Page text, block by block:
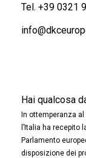
Tel. +39 0321
Hai qualcosa
In ottemperanza
l’Italia ha recepito
Parlamento
disposizione dei